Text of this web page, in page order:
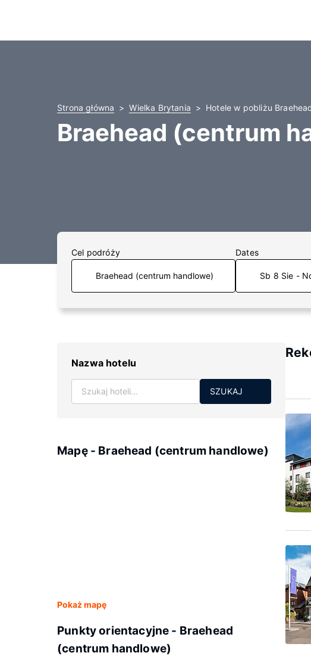
Strona główna Wielka Brytania Hotele w pobliżu
Braehead (centrum
Cel podróży Dates
Sb 8 Sie -
Nazwa hotelu
SZUKAJ
Mapę - Braehead (centrum handlowe)
Pokaż mapę
Punkty orientacyjne - Braehead
(centrum handlowe)